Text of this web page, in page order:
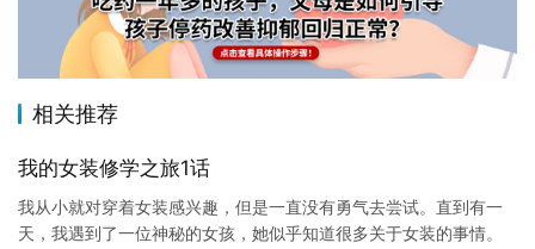
相关推荐
我的女装修学之旅1话
我从小就对穿着女装感兴趣，但是一直没有勇气去尝试。直到有一
天，我遇到了一位神秘的女孩，她似乎知道很多关于女装的事情。